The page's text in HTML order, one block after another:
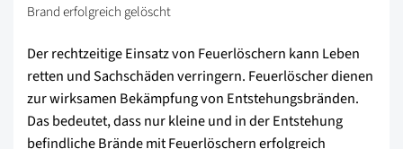
Brand erfolgreich gelöscht
Der rechtzeitige Einsatz von Feuerlöschern kann Leben
retten und Sachschäden verringern. Feuerlöscher dienen
zur wirksamen Bekämpfung von Entstehungsbränden.
Das bedeutet, dass nur kleine und in der Entstehung
befindliche Brände mit Feuerlöschern erfolgreich